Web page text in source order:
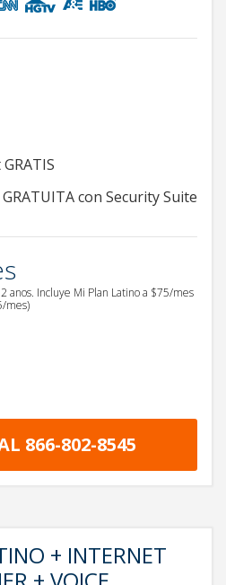
con Security Suite
anos. Incluye Mi Plan Latino a $75/mes
mes)
866-802-8545
+ INTERNET